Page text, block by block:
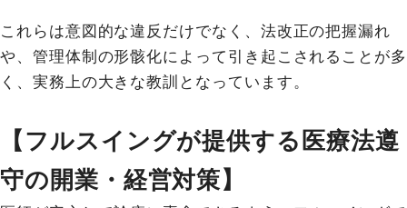
これらは意図的な違反だけでなく、法改正の把握漏れ
や、管理体制の形骸化によって引き起こされることが多
く、実務上の大きな教訓となっています。
【フルスイングが提供する医療法遵
守の開業・経営対策】